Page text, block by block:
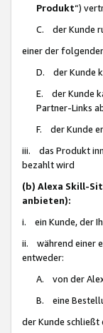
Produkt“)
C. der Kunde
einer der
D. der Kunde
E. der Kunde
Partner-Links
F. der Kunde
iii. das Produkt
bezahlt wird
(b) Alexa Skill-
anbieten):
i. ein Kunde, der
ii. während einer
entweder:
A. von der
B. eine
der Kunde